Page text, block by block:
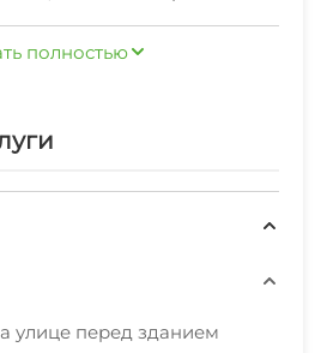
Здесь все
приятного семейного
со своей парковкой, в
зал Motiv, продуктовый
Лукойл и Роснефть.
чайной станцией,
полностью
улице перед зданием